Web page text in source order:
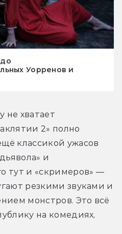
Уорренов и
не хватает
2» полно
классикой ужасов
и
тут и «скримеров» —
резкими звуками и
монстров. Это всё
на комедиях,